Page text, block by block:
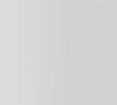
vissuti e
presso
iscrive al